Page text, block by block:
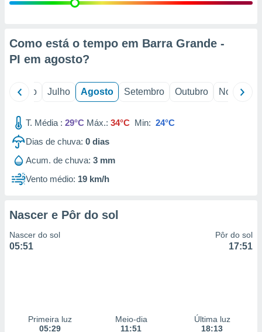
estudos
1199
Como está o tempo em Barra Grande -
PI em agosto?
Junho Julho Agosto Setembro Outubro Novembro
T. Média : 29°C Máx.: 34°C Min: 24°C
Dias de chuva: 0 dias
Acum. de chuva: 3 mm
Vento médio: 19 km/h
Nascer e Pôr do sol
Nascer do sol
05:51
Pôr do sol
17:51
Primeira luz
05:29
Meio-dia
11:51
Última luz
18:13